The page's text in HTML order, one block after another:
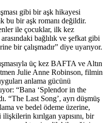
gibi bir aşk hikayesi
bu bir aşk romanı değildir.
ile çocuklar, ilk kez
bağlılık ve şefkat gibi
bir çalışmadır” diye uyarıyor.
üç kez BAFTA ve Altın
Julie Anne Robinson, filmin
anlama gücünü
“Bana ‘Splendor in the
“The Last Song’, ayrı düşmüş
ve bedel ödeme üzerine,
kırılgan yapısını, bir